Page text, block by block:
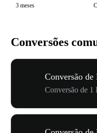
3 meses
Conversões
Conversão
Conversão de